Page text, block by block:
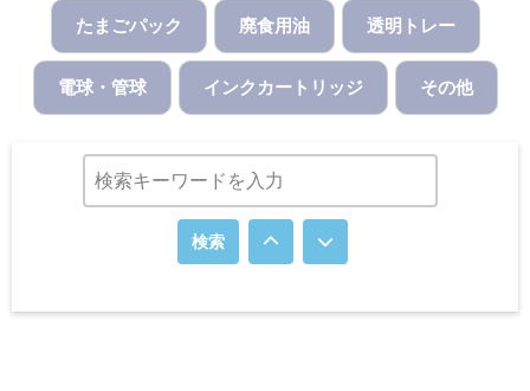
たまごパック 廃食用油 透明トレー
電球・管球 インクカートリッジ その他
検索